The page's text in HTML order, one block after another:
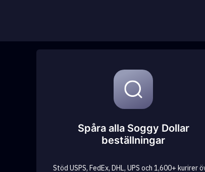
Spåra alla Soggy Dollar
beställningar
Stöd USPS, FedEx, DHL, UPS och 1,600+ kurirer